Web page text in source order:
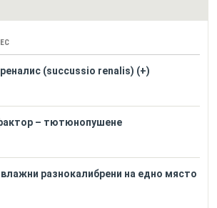
(succussio renalis) (+)
– тютюнопушене
разнокалибрени на едно място